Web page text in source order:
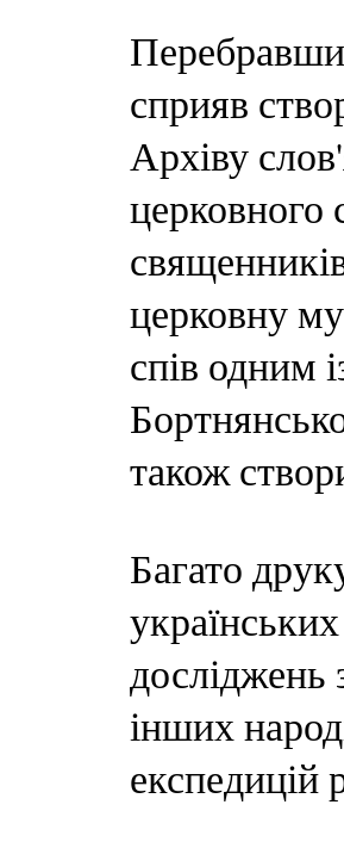
сприяв
Архіву
церковного
церковну
спів одним
також
Багато
досліджень
інших
експедицій